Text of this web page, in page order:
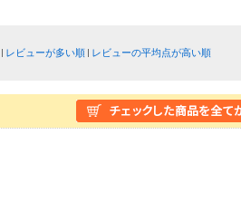
レビューが多い順
レビューの平均点が高い順